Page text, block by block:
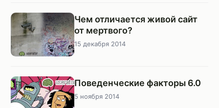
Чем отличается живой сайт
от мертвого?
15 декабря 2014
Поведенческие факторы 6.0
5 ноября 2014